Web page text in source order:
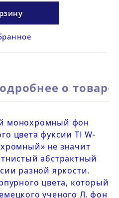
о товаре
монохромный фон
цвета фуксии TIW-
не значит
абстрактный
разной яркости.
цвета, который
ученого Л. фон